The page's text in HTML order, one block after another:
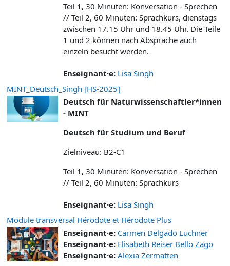
Teil 1, 30 Minuten: Konversation - Sprechen
// Teil 2, 60 Minuten: Sprachkurs, dienstags
zwischen 17.15 Uhr und 18.45 Uhr. Die Teile
1 und 2 können nach Absprache auch
einzeln besucht werden.
Enseignant·e: Lisa Singh
MINT_Deutsch_Singh [HS-2025]
Deutsch für Naturwissenschaftler*innen
- MINT
Deutsch für Studium und Beruf
Zielniveau: B2-C1
Teil 1, 30 Minuten: Konversation - Sprechen
// Teil 2, 60 Minuten: Sprachkurs
Enseignant·e: Lisa Singh
Module transversal Hérodote et Hérodote Plus
Enseignant·e: Carmen Delgado Luchner
Enseignant·e: Elisabeth Reiser Bello Zago
Enseignant·e: Alexia Zermatten